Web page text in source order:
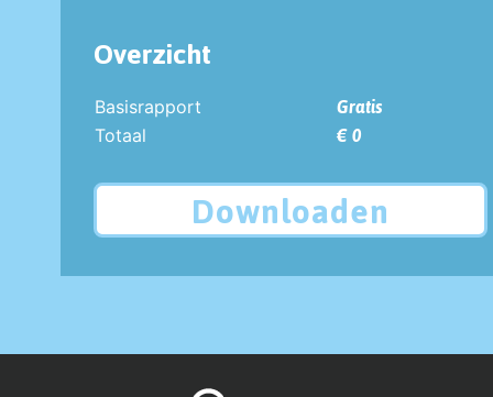
Overzicht
Basisrapport
Gratis
Totaal
€ 0
Downloaden